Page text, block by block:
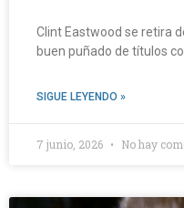
Clint Eastwood se retira
buen puñado de títulos
SIGUE LEYENDO »
7 junio, 2026 No hay